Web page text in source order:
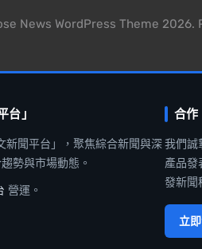
News WordPress Theme 2026.
」
新聞平台」，聚焦綜合新聞與深
勢與市場動態。
營運。
合作
我們誠
產品發
發新聞
立